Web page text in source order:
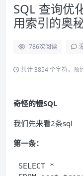
SQL 查询优
用索引的奥
786次阅读
共计 3854 个字符，预
奇怪的慢SQL
我们先来看2条sql
第一条：
SELECT *